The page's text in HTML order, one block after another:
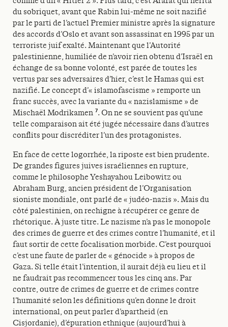
du sobriquet, avant que Rabin lui-même ne soit nazifié
par le parti de l’actuel Premier ministre après la signature
des accords d’Oslo et avant son assassinat en 1995 par un
terroriste juif exalté. Maintenant que l’Autorité
palestinienne, humiliée de n’avoir rien obtenu d’Israël en
échange de sa bonne volonté, est parée de toutes les
vertus par ses adversaires d’hier, c’est le Hamas qui est
nazifié. Le concept d’« islamofascisme » remporte un
franc succès, avec la variante du « nazislamisme » de
Mischaël Modrikamen 7. On ne se souvient pas qu’une
telle comparaison ait été jugée nécessaire dans d’autres
conflits pour discréditer l’un des protagonistes.
En face de cette logorrhée, la riposte est bien prudente.
De grandes figures juives israéliennes en rupture,
comme le philosophe Yeshayahou Leibowitz ou
Abraham Burg, ancien président de l’Organisation
sioniste mondiale, ont parlé de « judéo-nazis ». Mais du
côté palestinien, on rechigne à récupérer ce genre de
rhétorique. À juste titre. Le nazisme n’a pas le monopole
des crimes de guerre et des crimes contre l’humanité, et il
faut sortir de cette focalisation morbide. C’est pourquoi
c’est une faute de parler de « génocide » à propos de
Gaza. Si telle était l’intention, il aurait déjà eu lieu et il
ne faudrait pas recommencer tous les cinq ans. Par
contre, outre de crimes de guerre et de crimes contre
l’humanité selon les définitions qu’en donne le droit
international, on peut parler d’apartheid (en
Cisjordanie), d’épuration ethnique (aujourd’hui à